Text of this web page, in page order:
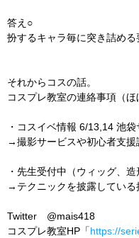
答え○
扮するキャラ毎に突き詰め
それからコスの話。
コスプレ教室の連絡事項（
・コスイベ情報 6/13,14 池
→撮影サービスや初心者支
・先生受付中（ウィッグ、
→テクニックを披露してい
Twitter @mais418
コスプレ教室HP「https://